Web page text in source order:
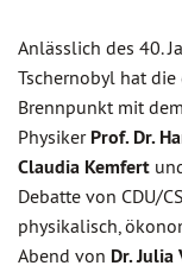
Anlässlich des 40.
Tschernobyl hat
Brennpunkt mit
Physiker Prof. Dr.
Claudia Kemfert
Debatte von CDU/
physikalisch,
Abend von Dr.